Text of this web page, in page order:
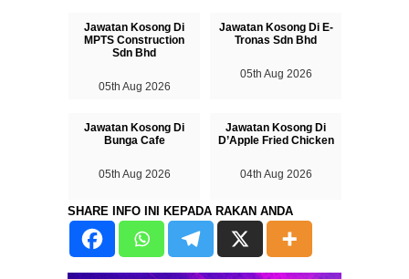
Jawatan Kosong Di
MPTS Construction
Sdn Bhd
05th Aug 2026
Jawatan Kosong Di E-
Tronas Sdn Bhd
05th Aug 2026
Jawatan Kosong Di
Bunga Cafe
05th Aug 2026
Jawatan Kosong Di
D’Apple Fried Chicken
04th Aug 2026
SHARE INFO INI KEPADA RAKAN ANDA